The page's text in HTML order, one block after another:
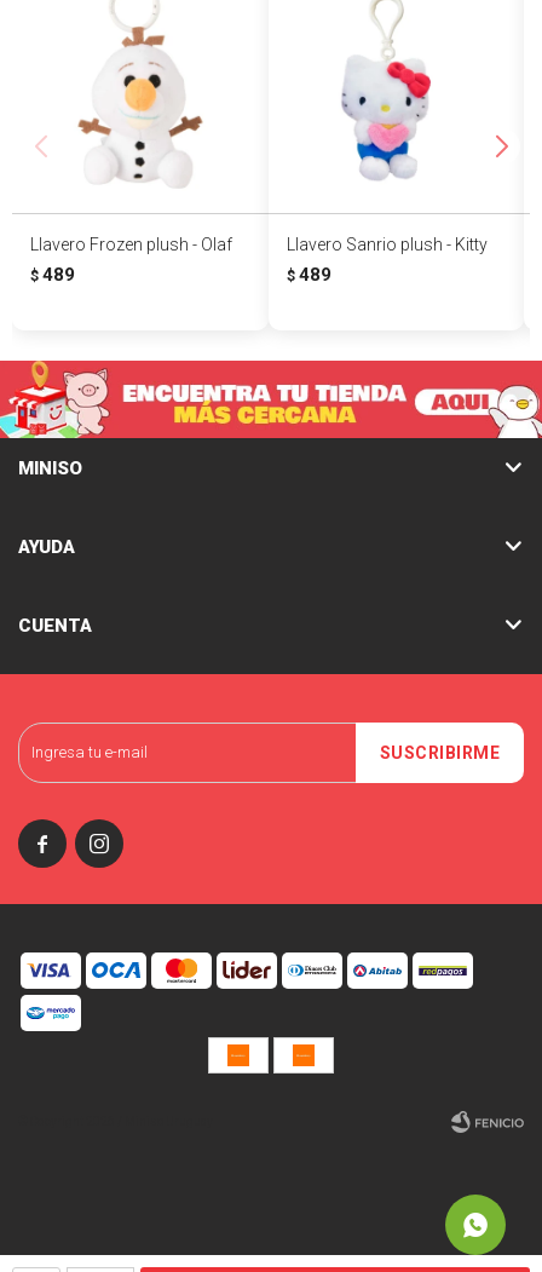
Llavero Frozen plush - Olaf
$ 489
Llavero Sanrio plush - Kitty
$ 489
SUSCRIBIRME
 
MINISO
AYUDA
CUENTA